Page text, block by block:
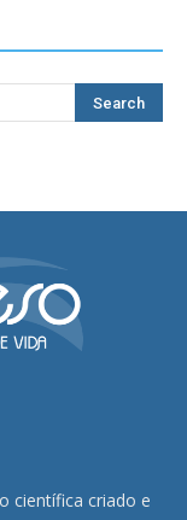
científica criado e